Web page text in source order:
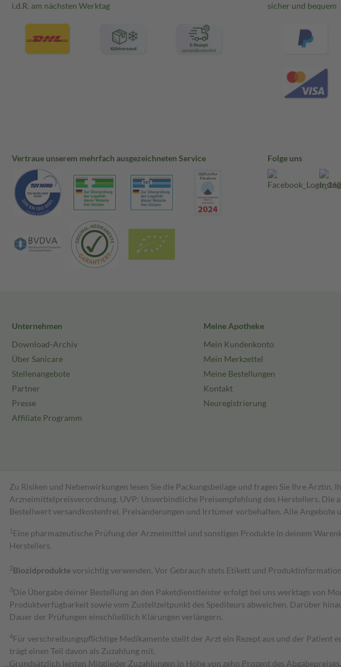
i.d.R. am nächsten Werktag
sicher und bequem
Vertraue unserem mehrfach ausgezeichneten Service Folge uns
Unternehmen
Download-Archiv
Über Sanicare
Stellenangebote
Partner
Presse
Affiliate Programm
Meine Apotheke
Mein Kundenkonto
Mein Merkzettel
Meine Bestellungen
Kontakt
Neuregistrierung
Zu Risiken und Nebenwirkungen lesen Sie die Packungsbeilage und fragen Sie Ihre
Arzneimittelpreisverordnung. UVP: Unverbindliche Preisempfehlung des Herstellers. Die
Bestell­wert versand­kosten­frei. Preisänderungen und Irrtümer vorbehalten. Alle Angebote
1 Eine pharmazeutische Prüfung der Arzneimittel und sonstigen Produkte in deinem
Herstellers.
2Biozidproduktevorsichtig verwenden. Vor Gebrauch stets Etikett und
3Die Übergabe deiner Bestellung an den Paketdienstleister erfolgt bei uns werktags von
Produktverfügbarkeit sowie vom Zustellzeitpunkt des Spediteurs abweichen. Darüber
Dauer der Prüfungen einschließlich Klärungen verlängern.
4Für verschreibungspflichtige Medikamente stellt der Arzt ein Rezept aus und der
trägt einen Teil davon als Zuzahlung mit.
Grundsätzlich leisten Mitglieder Zuzahlungen in Höhe von zehn Prozent des Abgabepreises,